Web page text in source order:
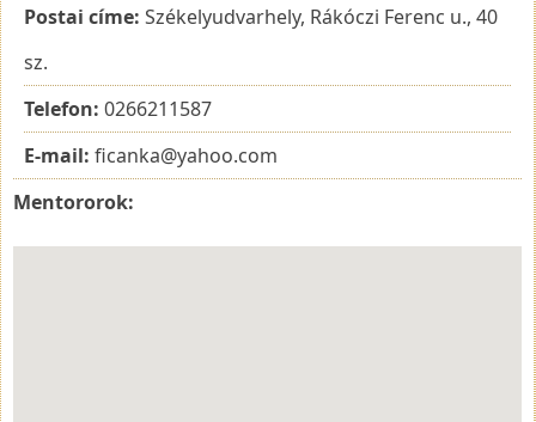
Postai címe: Székelyudvarhely, Rákóczi Ferenc u., 40
sz.
Telefon: 0266211587
E-mail: ficanka@yahoo.com
Mentororok: